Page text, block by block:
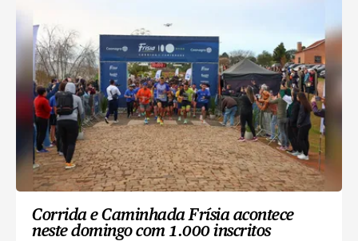
Corrida e Caminhada Frísia acontece
neste domingo com 1.000 inscritos